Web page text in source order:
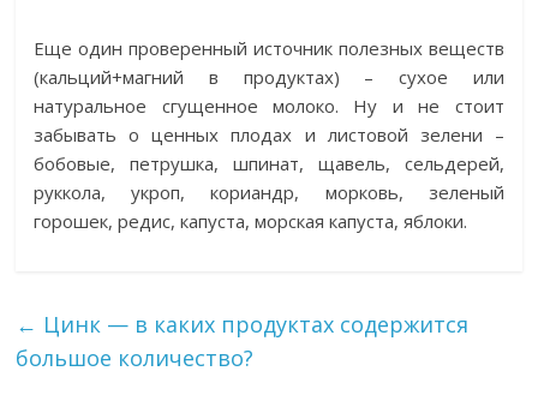
Еще один проверенный источник полезных веществ
(кальций+магний в продуктах) – сухое или
натуральное сгущенное молоко. Ну и не стоит
забывать о ценных плодах и листовой зелени –
бобовые, петрушка, шпинат, щавель, сельдерей,
руккола, укроп, кориандр, морковь, зеленый
горошек, редис, капуста, морская капуста, яблоки.
← Цинк — в каких продуктах содержится
большое количество?